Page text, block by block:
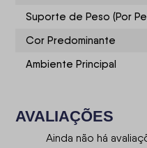
Suporte de Peso (Por
Cor Predominante
Ambiente Principal
AVALIAÇÕES
Ainda não há